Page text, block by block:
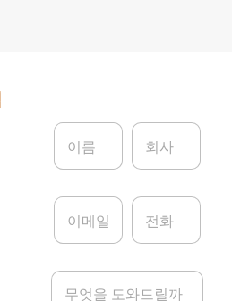
이
*
회
이
일
전
메